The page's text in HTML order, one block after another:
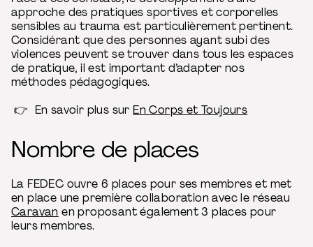
approche des pratiques sportives et corporelles
sensibles au trauma est particulièrement pertinent.
Considérant que des personnes ayant subi des
violences peuvent se trouver dans tous les espaces
de pratique, il est important d’adapter nos
méthodes pédagogiques.
👉 En savoir plus sur En Corps et Toujours
Nombre de places
La FEDEC ouvre 6 places pour ses membres et met
en place une première collaboration avec le réseau
Caravan en proposant également 3 places pour
leurs membres.